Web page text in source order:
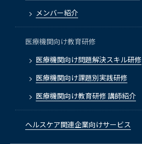
メンバー紹介
医療機関向け教育研修
医療機関向け問題解決スキル研修
医療機関向け課題別実践研修
医療機関向け教育研修 講師紹介
ヘルスケア関連企業向けサービス